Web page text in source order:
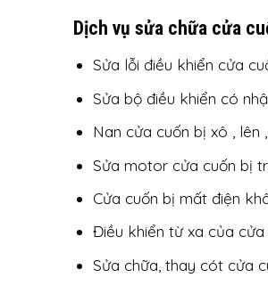
Dịch vụ sửa chữa cửa
Sửa lỗi điều khiển cửa
Sửa bộ điều khiển có
Nan cửa cuốn bị xô , lên
Sửa motor cửa cuốn bị
Cửa cuốn bị mất điện
Điều khiển từ xa của
Sửa chữa, thay cót cửa